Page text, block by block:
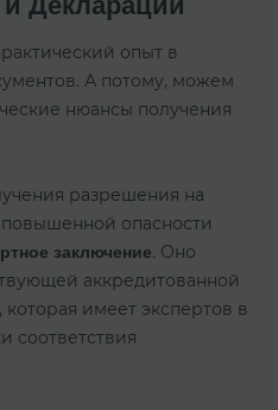
опыт в
А потому, можем
нюансы получения
разрешения на
опасности
заключение. Оно
аккредитованной
имеет экспертов в
соответствия